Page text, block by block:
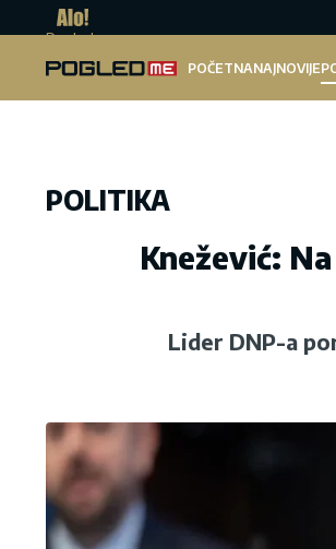
Pogled.me
POČETNANAJNOVIJE
POLITIKA
Knežević:
Lider DNP-a